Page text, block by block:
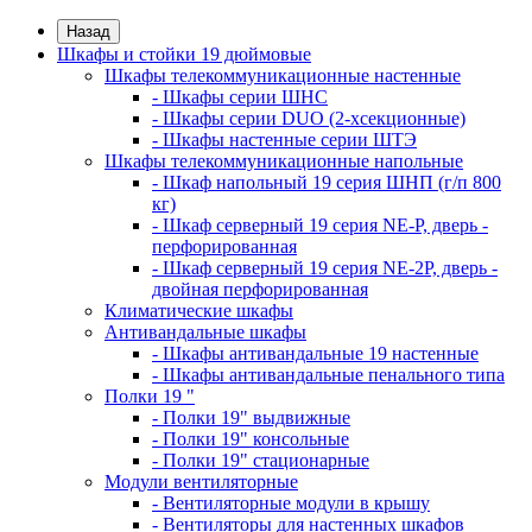
Назад
Шкафы и стойки 19 дюймовые
Шкафы телекоммуникационные настенные
- Шкафы серии ШНС
- Шкафы серии DUO (2-хсекционные)
- Шкафы настенные серии ШТЭ
Шкафы телекоммуникационные напольные
- Шкаф напольный 19 серия ШНП (г/п 800
кг)
- Шкаф серверный 19 серия NE-P, дверь -
перфорированная
- Шкаф серверный 19 серия NE-2P, дверь -
двойная перфорированная
Климатические шкафы
Антивандальные шкафы
- Шкафы антивандальные 19 настенные
- Шкафы антивандальные пенального типа
Полки 19 "
- Полки 19" выдвижные
- Полки 19" консольные
- Полки 19" стационарные
Модули вентиляторные
- Вентиляторные модули в крышу
- Вентиляторы для настенных шкафов